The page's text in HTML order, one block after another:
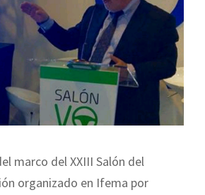
marco del XXIII Salón del
organizado en Ifema por